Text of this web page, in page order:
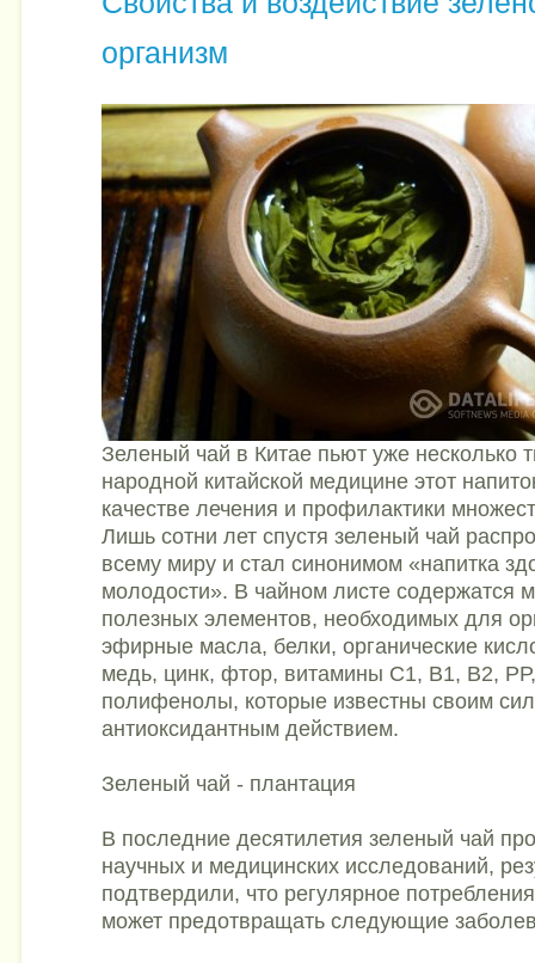
организм
Зеленый чай в Китае пьют уже несколько
народной китайской медицине этот
качестве лечения и профилактики
Лишь сотни лет спустя зеленый чай
всему миру и стал синонимом «напитка
молодости». В чайном листе содержатся
полезных элементов, необходимых для
эфирные масла, белки, органические
медь, цинк, фтор, витамины С1, В1, В2,
полифенолы, которые известны своим
антиоксидантным действием.
Зеленый чай - плантация
В последние десятилетия зеленый чай
научных и медицинских исследований,
подтвердили, что регулярное
может предотвращать следующие